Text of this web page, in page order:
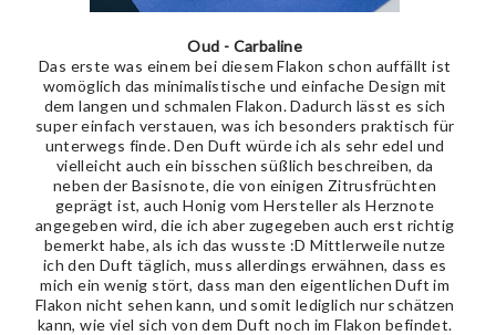
Oud - Carbaline
Das erste was einem bei diesem Flakon schon auffällt ist
womöglich das minimalistische und einfache Design mit
dem langen und schmalen Flakon. Dadurch lässt es sich
super einfach verstauen, was ich besonders praktisch für
unterwegs finde. Den Duft würde ich als sehr edel und
vielleicht auch ein bisschen süßlich beschreiben, da
neben der Basisnote, die von einigen Zitrusfrüchten
geprägt ist, auch Honig vom Hersteller als Herznote
angegeben wird, die ich aber zugegeben auch erst richtig
bemerkt habe, als ich das wusste :D Mittlerweile nutze
ich den Duft täglich, muss allerdings erwähnen, dass es
mich ein wenig stört, dass man den eigentlichen Duft im
Flakon nicht sehen kann, und somit lediglich nur schätzen
kann, wie viel sich von dem Duft noch im Flakon befindet.